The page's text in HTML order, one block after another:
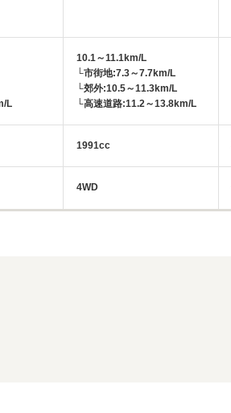
L
10.1～11.1km/L
└市街地:7.3～7.7km/L
└郊外:10.5～11.3km/L
└高速道路:11.2～13.8km/L
1991cc
4WD